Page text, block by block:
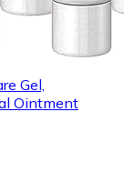
Gel,
Ointment